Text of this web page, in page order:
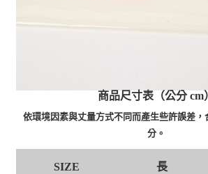
商品尺寸表（公分 cm
依環境因素與丈量方式不同而產生些許誤差，
分。
SIZE 長